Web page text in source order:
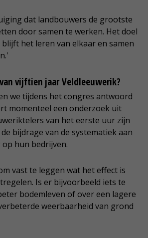
dat landbouwers de grootste
door samen te werken. Het doel
het leren van elkaar en samen
vijftien jaar Veldleeuwerik?
we tijdens het congres antwoord
momenteel een onderzoek uit
van het eerste uur zijn
bijdrage van de systematiek aan
hun bedrijven.
vast te leggen wat het effect is
Is er bijvoorbeeld iets te
bodemleven of over een lagere
weerbaarheid van grond